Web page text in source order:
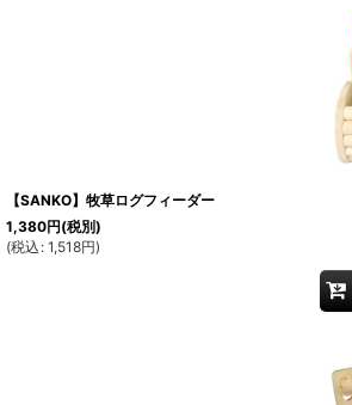
【SANKO】牧草ログフィーダー
1,380円(税別)
(税込 : 1,518円)